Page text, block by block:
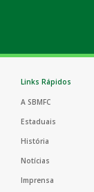
Links Rápidos
A SBMFC
Estaduais
História
Notícias
Imprensa